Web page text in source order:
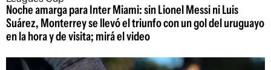
Noche amarga para Inter Miami: sin Lionel Messi ni Luis
Suárez, Monterrey se llevó el triunfo con un gol del uruguayo
en la hora y de visita; mirá el video